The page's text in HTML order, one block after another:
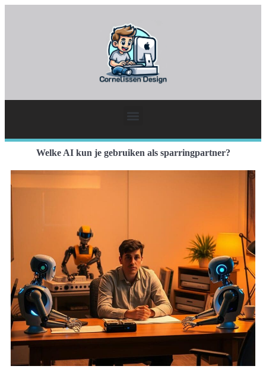
Welke AI kun je gebruiken als sparringpartner?